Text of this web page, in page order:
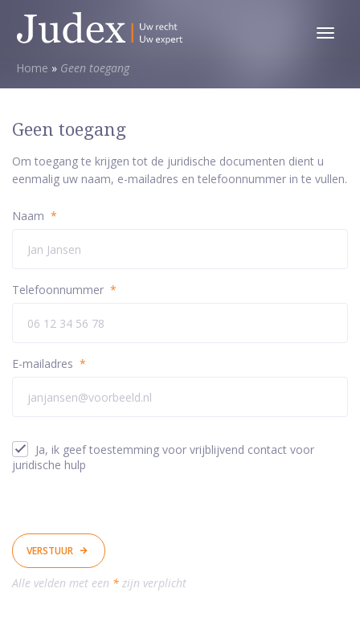
Toggle
Home » Geen toegang
Geen toegang
Om toegang te krijgen tot de juridische documenten dient u
eenmalig uw naam, e-mailadres en telefoonnummer in te vullen.
Naam *
Telefoonnummer *
E-mailadres *
Ja, ik geef toestemming voor vrijblijvend contact voor
juridische hulp
VERSTUUR
Alle velden met een * zijn verplicht